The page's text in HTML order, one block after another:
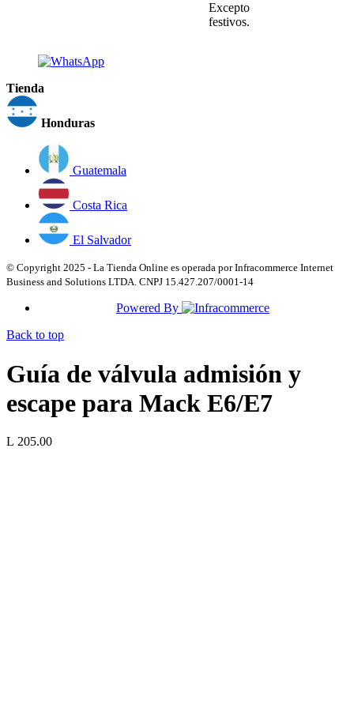
Excepto
festivos.
Tienda
Honduras
Guatemala
Costa Rica
El Salvador
© Copyright 2025 - La Tienda Online es operada por Infracommerce Internet
Business and Solutions LTDA. CNPJ 15.427.207/0001-14
Powered By
Back to top
Guía de válvula admisión y
escape para Mack E6/E7
L 205.00